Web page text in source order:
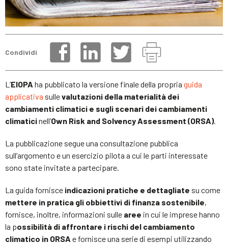
Condividi
L’EIOPA ha pubblicato la versione finale della propria guida
applicativa sullevalutazioni della materialità dei
cambiamenti climatici e sugli scenari dei cambiamenti
climaticinell’Own Risk and Solvency Assessment (ORSA).
La pubblicazione segue una consultazione pubblica
sull’argomento e un esercizio pilota a cui le parti interessate
sono state invitate a partecipare.
La guida fornisce indicazioni pratiche e dettagliate su come
mettere in pratica gli obbiettivi di finanza sostenibile,
fornisce, inoltre, informazioni sulle aree in cui le imprese hanno
la possibilità di affrontare i rischi del cambiamento
climatico in ORSA e fornisce una serie di esempi utilizzando